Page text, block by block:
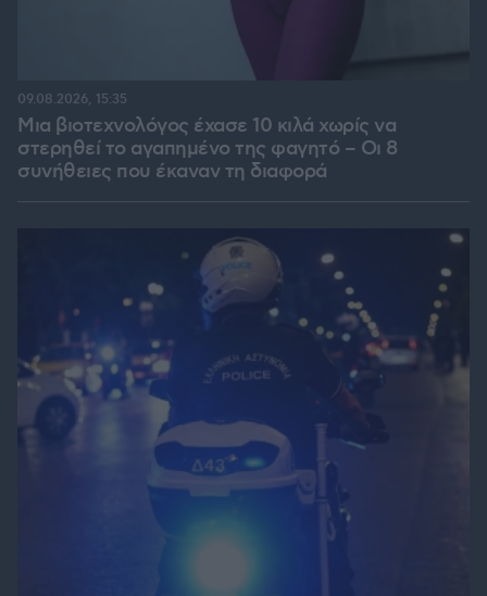
Μια βιοτεχνολόγος έχασε 10 κιλά χωρίς να
στερηθεί το αγαπημένο της φαγητό – Οι 8
συνήθειες που έκαναν τη διαφορά
09.08.2026, 15:35